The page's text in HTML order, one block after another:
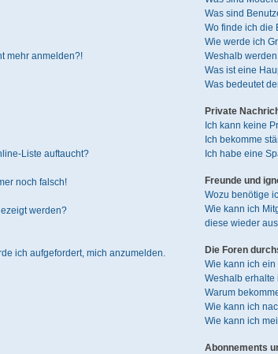
mehr anmelden?!
Liste auftaucht?
noch falsch!
werden?
ich aufgefordert, mich anzumelden.
Was sind
Wo finde ich die
Wie werde ich
Weshalb
Was ist eine
Was bedeutet
Private
Ich kann keine
Ich bekomme
Ich habe eine
Freunde und
Wozu benötige
Wie kann ich
diese wieder
Die Foren
Wie kann ich
Weshalb erhalte
Warum
Wie kann ich
Wie kann ich
Abonnements